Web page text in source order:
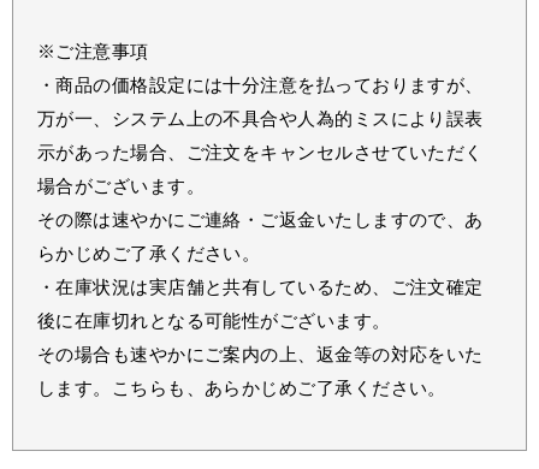
※ご注意事項
・商品の価格設定には十分注意を払っておりますが、
万が一、システム上の不具合や人為的ミスにより誤表
示があった場合、ご注文をキャンセルさせていただく
場合がございます。
その際は速やかにご連絡・ご返金いたしますので、あ
らかじめご了承ください。
・在庫状況は実店舗と共有しているため、ご注文確定
後に在庫切れとなる可能性がございます。
その場合も速やかにご案内の上、返金等の対応をいた
します。こちらも、あらかじめご了承ください。